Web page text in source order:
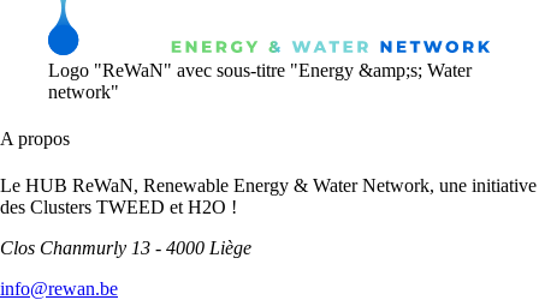
Logo "ReWaN" avec sous-titre "Energy &amp;s; Water
network"
A propos
Le HUB ReWaN, Renewable Energy & Water Network, une initiative
des Clusters TWEED et H2O !
Clos Chanmurly 13 - 4000 Liège
info@rewan.be